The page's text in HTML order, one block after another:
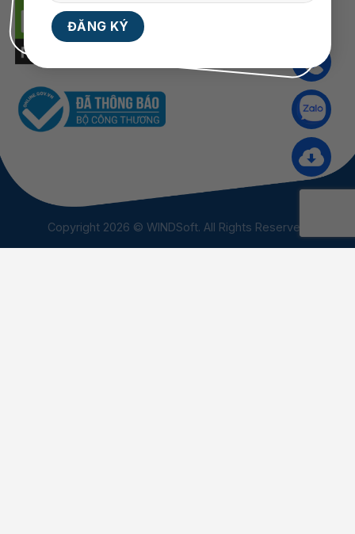
Copyright 2026 © WINDSoft. All Rights Reserved